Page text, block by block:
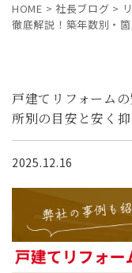
HOME > 社長ブログ >
徹底解説！築年数別・
戸建てリフォーム
所別の目安と安く
2025.12.16